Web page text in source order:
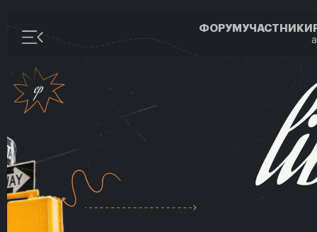
ФОРУМУЧАСТНИКИ